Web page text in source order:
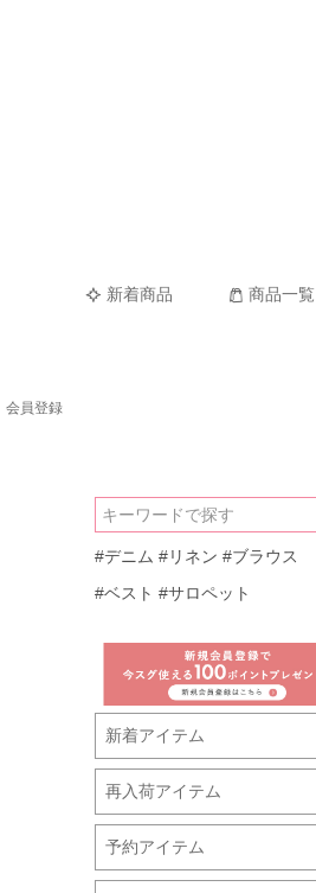
新着商品 商品一覧
会員登録
#デニム #リネン #ブラウス
#ベスト #サロペット
新着アイテム
再入荷アイテム
予約アイテム